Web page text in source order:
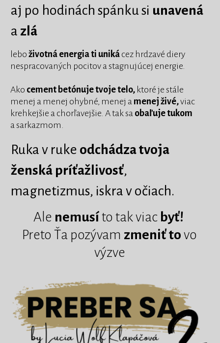
aj po hodinách spánku si unavená
a zlá
leboživotná energia ti uniká cez hrdzavé diery
nespracovaných pocitov a stagnujúcej energie.
Ako cement betónuje tvoje telo, ktoré je stále
menej a menej ohybné, menej a menej živé,viac
krehkejšie a chorľavejšie. A tak sa obaľuje tukom
a sarkazmom.
Ruka v ruke odchádza tvoja
ženská príťažlivosť,
magnetizmus, iskra v očiach.
Ale nemusíto tak viacbyť!
Preto Ťa pozývam zmeniť to vo
výzve